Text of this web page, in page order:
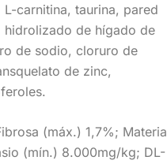
carnitina, taurina, pared
de hígado de
de sodio, cloruro de
de zinc,
(máx.) 1,7%; Materia
(mín.) 8.000mg/kg; DL-